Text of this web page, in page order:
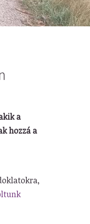
a
hozzá a